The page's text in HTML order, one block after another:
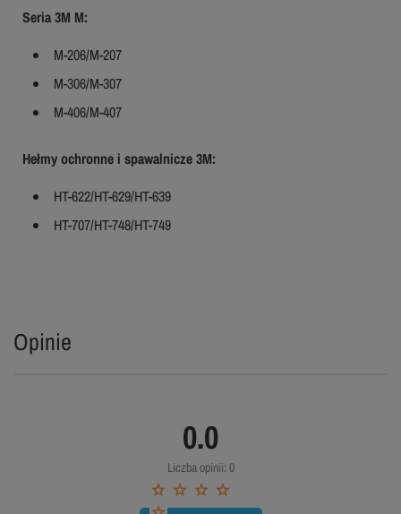
Seria 3M M:
M-206/M-207
M-306/M-307
M-406/M-407
Hełmy ochronne i spawalnicze 3M:
HT-622/HT-629/HT-639
HT-707/HT-748/HT-749
Opinie
0.0
Liczba opinii: 0